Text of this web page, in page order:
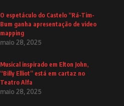
O espetáculo do Castelo “Rá-Tim-
Bum ganha apresentação de video
mapping
maio 28, 2025
Musical inspirado em Elton John,
“Billy Elliot” está em cartaz no
Teatro Alfa
maio 28, 2025